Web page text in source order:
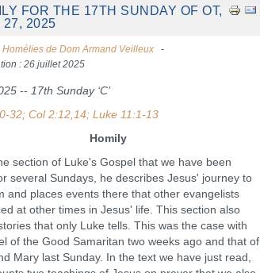
FOR THE 17TH SUNDAY OF OT,
27, 2025
Homélies de Dom Armand Veilleux
: 26 juillet 2025
-- 17th Sunday ‘C’
32; Col 2:12,14; Luke 11:1-13
Homily
of Luke's Gospel that we have been
several Sundays, he describes Jesus' journey to
and places events there that other evangelists
at other times in Jesus' life. This section also
that only Luke tells. This was the case with
of the Good Samaritan two weeks ago and that of
Mary last Sunday. In the text we have just read,